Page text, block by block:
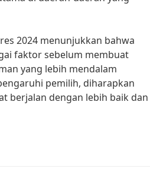
2024 menunjukkan bahwa
faktor sebelum membuat
yang lebih mendalam
pemilih, diharapkan
berjalan dengan lebih baik dan